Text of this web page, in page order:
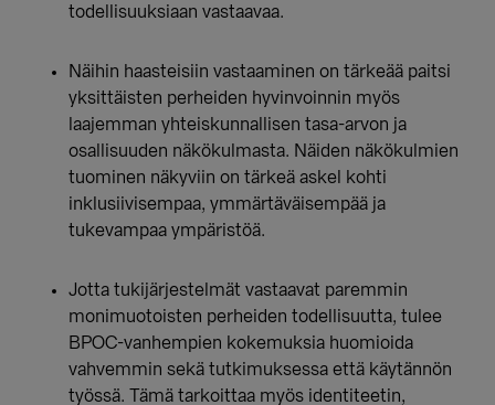
todellisuuksiaan vastaavaa.
Näihin haasteisiin vastaaminen on tärkeää paitsi
yksittäisten perheiden hyvinvoinnin myös
laajemman yhteiskunnallisen tasa-arvon ja
osallisuuden näkökulmasta. Näiden näkökulmien
tuominen näkyviin on tärkeä askel kohti
inklusiivisempaa, ymmärtäväisempää ja
tukevampaa ympäristöä.
Jotta tukijärjestelmät vastaavat paremmin
monimuotoisten perheiden todellisuutta, tulee
BPOC-vanhempien kokemuksia huomioida
vahvemmin sekä tutkimuksessa että käytännön
työssä.
Tämä tarkoittaa myös identiteetin,